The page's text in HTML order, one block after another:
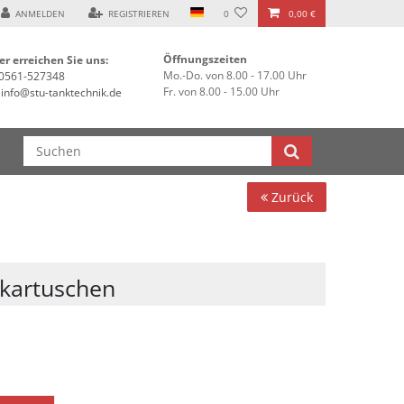
ANMELDEN REGISTRIEREN 0 0,00 €
erreichen Sie uns:
527348
info@stu-tanktechnik.de
Öffnungszeiten
Mo.-Do. von 8.00 - 17.00 Uhr
Fr. von 8.00 - 15.00 Uhr
Zurück